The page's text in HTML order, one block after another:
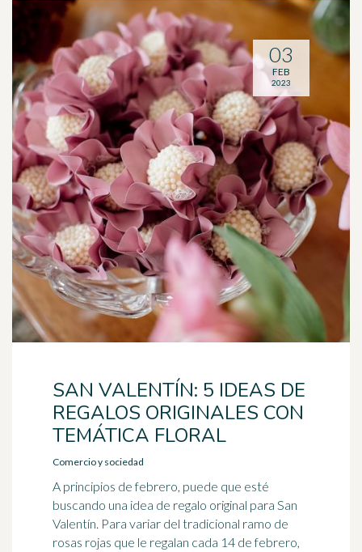
SAN VALENTÍN: 5 IDEAS DE
REGALOS ORIGINALES CON
TEMÁTICA FLORAL
Comercio y sociedad
A principios de febrero, puede que esté
buscando una idea de regalo original para San
Valentín. Para variar del tradicional ramo de
rosas rojas que le regalan cada 14 de febrero,
03
FEB
2023